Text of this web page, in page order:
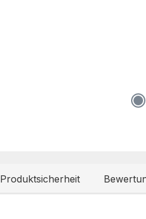
Produktsicherheit